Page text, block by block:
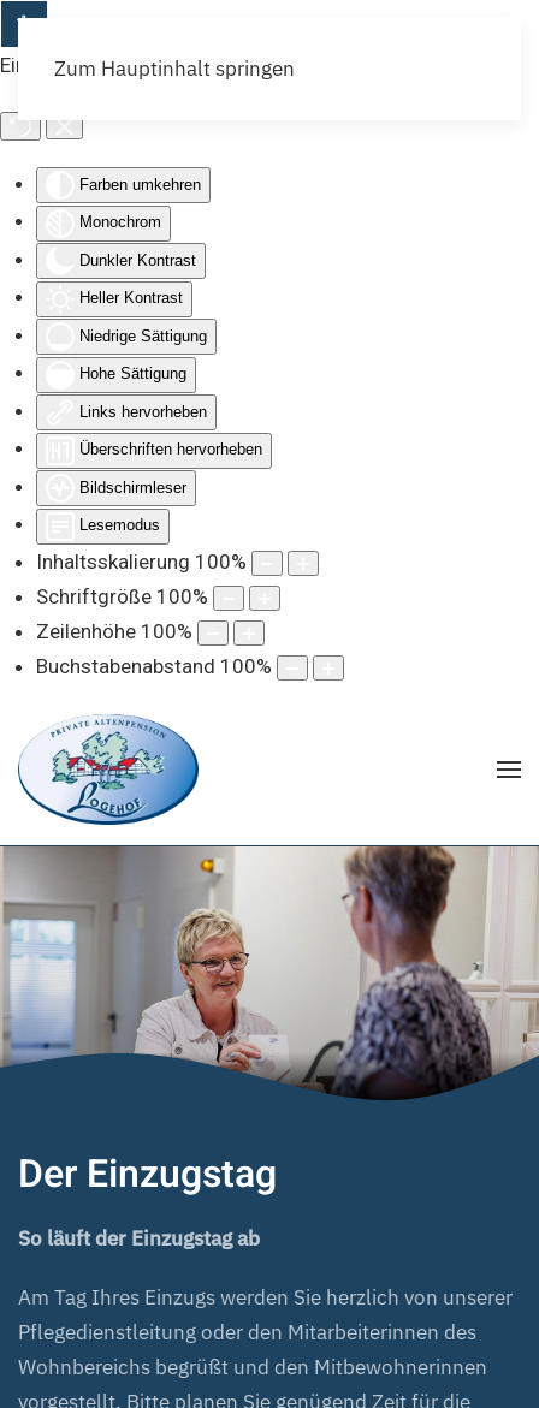
Eingabehilfen öffnen
Farben umkehren
Monochrom
Dunkler Kontrast
Heller Kontrast
Niedrige Sättigung
Hohe Sättigung
Links hervorheben
Überschriften hervorheben
Bildschirmleser
Lesemodus
Inhaltsskalierung 100%
Schriftgröße 100%
Zeilenhöhe 100%
Buchstabenabstand 100%
Zum Hauptinhalt springen
Der Einzugstag
So läuft der Einzugstag ab
Am Tag Ihres Einzugs werden Sie herzlich von unserer
Pflegedienstleitung oder den Mitarbeiterinnen des
Wohnbereichs begrüßt und den Mitbewohnerinnen
vorgestellt. Bitte planen Sie genügend Zeit für die